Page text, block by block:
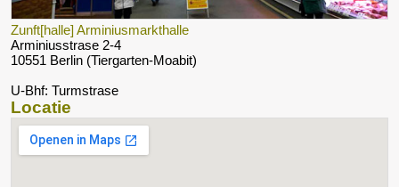
Zunft[halle] Arminiusmarkthalle
Arminiusstrase 2-4
10551 Berlin (Tiergarten-Moabit)
U-Bhf: Turmstrase
Locatie